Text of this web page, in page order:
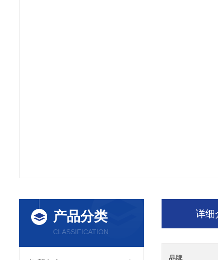
产品分类
CLASSIFICATION
详细
品牌